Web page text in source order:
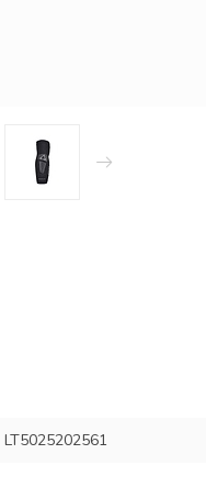
LT5025202561